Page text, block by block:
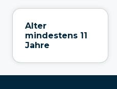
Alter
mindestens 11
Jahre